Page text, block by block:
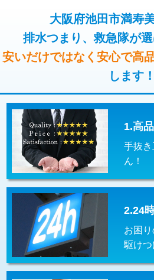
モルタル補修（厚さ10㎝まで）
モルタル補修（厚さ10㎝超え）
追加人工
止水・漏水調査・防水処理・清掃・
理・調整・分解・加工など（軽作業
止水・漏水調査・防水処理・清掃・
理・調整・分解・加工など（中作業）
止水・漏水調査・防水処理・清掃・
理・調整・分解・加工など（重作業
その他部品の脱着
交換・取付（タンク）
交換・取付(単水栓（壁付・デッキ
式）)
交換・取付(混合水栓（壁付・デッキ
式・ワンホール）)
交換・取付(排水栓・排水トラップ
（P/S/ポップアップ））
大阪府池田市満寿
排水つまり、救急隊が
安いだけではなく安心で高
します！
1.高
手抜
ん！
2.24
お困
駆けつ